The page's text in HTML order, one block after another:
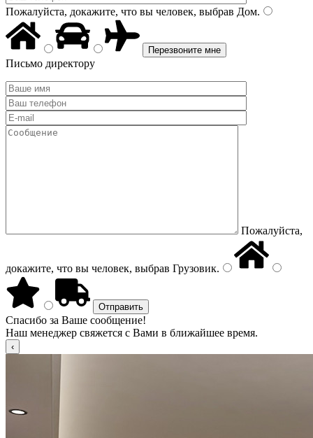
Пожалуйста, докажите, что вы человек, выбрав Дом.
Письмо директору
Пожалуйста,
докажите, что вы человек, выбрав Грузовик.
Спасибо за Ваше сообщение!
Наш менеджер свяжется с Вами в ближайшее время.